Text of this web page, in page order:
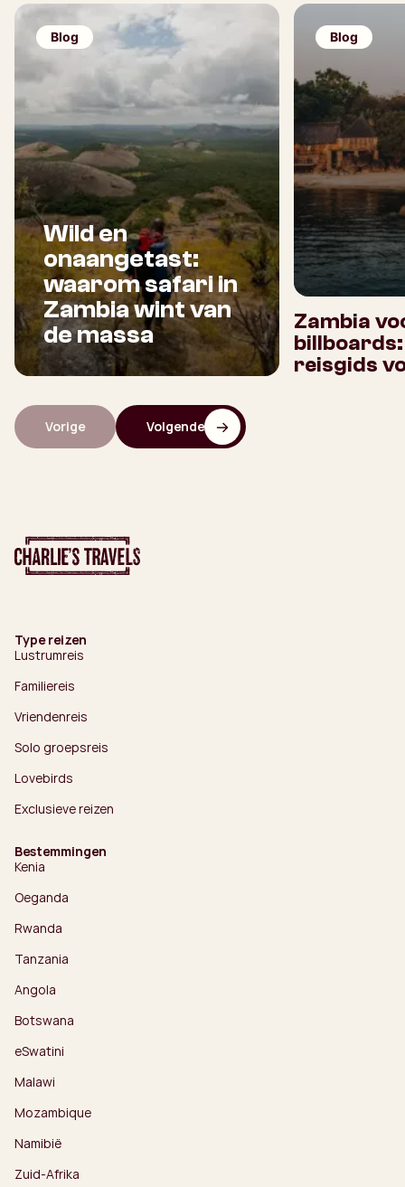
Blog
Wild en
onaangetast:
waarom safari in
Zambia wint van
de massa
Blog
Zambia
reisgids
Vorige Volgende
Type reizen
Lustrumreis
Familiereis
Vriendenreis
Solo groepsreis
Lovebirds
Exclusieve reizen
Bestemmingen
Kenia
Oeganda
Rwanda
Tanzania
Angola
Botswana
eSwatini
Malawi
Mozambique
Namibië
Zuid-Afrika